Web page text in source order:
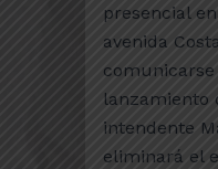
presencial
avenida
comunicarse
lanzamiento
intendente
eliminará el